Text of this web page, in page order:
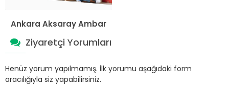
Ankara Aksaray Ambar
Ziyaretçi Yorumları
Henüz yorum yapılmamış. İlk yorumu aşağıdaki form
aracılığıyla siz yapabilirsiniz.